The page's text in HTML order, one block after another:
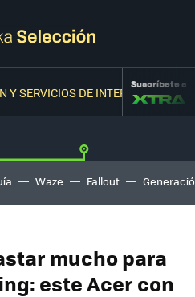
Y SERVICIOS DE INTERNETSuscríbete a
Waze Fallout
mucho para
este Acer con